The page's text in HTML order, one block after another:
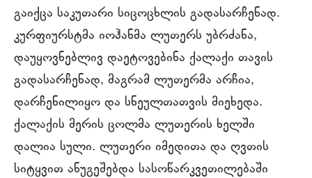
გაიქცა საკუთარი სიცოცხლის გადასარჩენად.
კურფიურსტმა იოჰანმა ლუთერს უბრძანა,
დაუყოვნებლივ დაეტოვებინა ქალაქი თავის
გადასარჩენად, მაგრამ ლუთერმა არჩია,
დარჩენილიყო და სნეულთათვის მიეხედა.
ქალაქის მერის ცოლმა ლუთერის ხელში
დალია სული. ლუთერი იმედითა და ღვთის
სიტყვით ანუგეშებდა სასოწარკვეთილებაში